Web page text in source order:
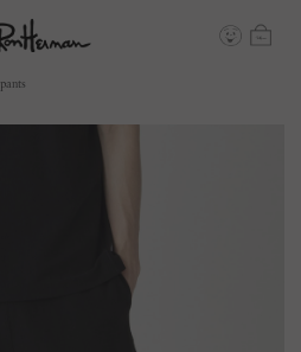
pants